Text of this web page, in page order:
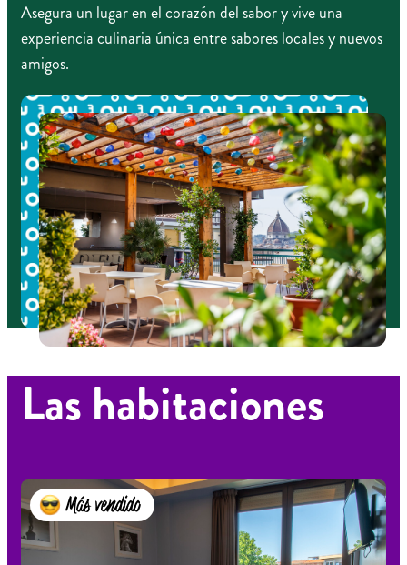
Asegura un lugar en el corazón del sabor y vive una
experiencia culinaria única entre sabores locales y nuevos
amigos.
Las habitaciones
Más vendido